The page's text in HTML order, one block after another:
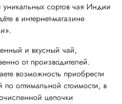
сортов чая Индии
в интернет-магазине
и вкусный чай,
от производителей.
возможность приобрести
оптимальной стоимости, в
цепочки